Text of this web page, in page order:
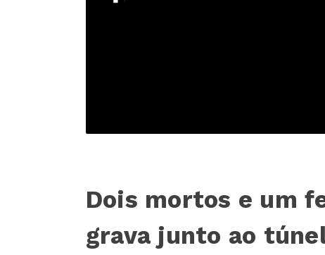
Dois mortos e um
grava junto ao